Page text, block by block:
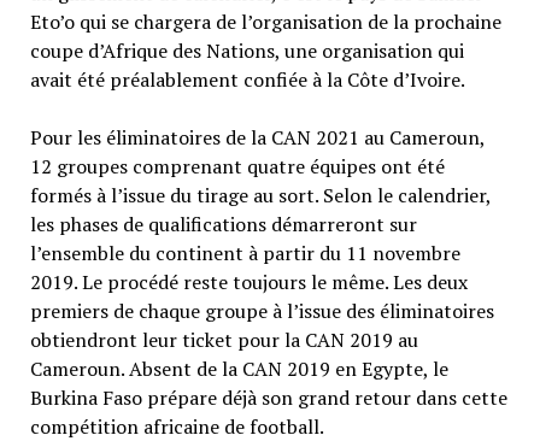
Eto’o qui se chargera de l’organisation de la prochaine
coupe d’Afrique des Nations, une organisation qui
avait été préalablement confiée à la Côte d’Ivoire.
Pour les éliminatoires de la CAN 2021 au Cameroun,
12 groupes comprenant quatre équipes ont été
formés à l’issue du tirage au sort. Selon le calendrier,
les phases de qualifications démarreront sur
l’ensemble du continent à partir du 11 novembre
2019. Le procédé reste toujours le même. Les deux
premiers de chaque groupe à l’issue des éliminatoires
obtiendront leur ticket pour la CAN 2019 au
Cameroun. Absent de la CAN 2019 en Egypte, le
Burkina Faso prépare déjà son grand retour dans cette
compétition africaine de football.